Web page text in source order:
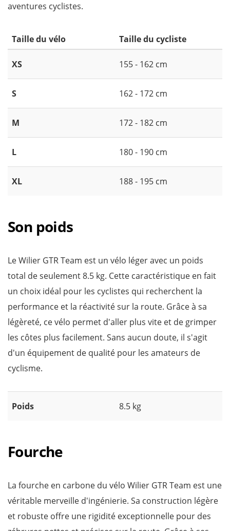
aventures cyclistes.
Taille du vélo Taille du cycliste
XS 155 - 162 cm
S 162 - 172 cm
M 172 - 182 cm
L 180 - 190 cm
XL 188 - 195 cm
Son poids
Le Wilier GTR Team est un vélo léger avec un poids
total de seulement 8.5 kg. Cette caractéristique en fait
un choix idéal pour les cyclistes qui recherchent la
performance et la réactivité sur la route. Grâce à sa
légèreté, ce vélo permet d'aller plus vite et de grimper
les côtes plus facilement. Sans aucun doute, il s'agit
d'un équipement de qualité pour les amateurs de
cyclisme.
Poids 8.5 kg
Fourche
La fourche en carbone du vélo Wilier GTR Team est une
véritable merveille d'ingénierie. Sa construction légère
et robuste offre une rigidité exceptionnelle pour des